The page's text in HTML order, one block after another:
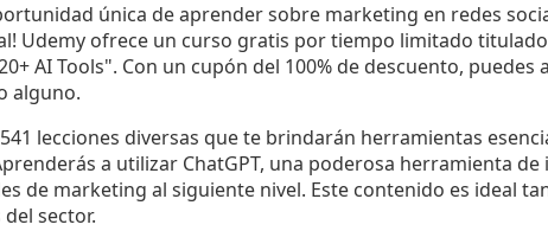
única de aprender sobre marketing en redes
Udemy ofrece un curso gratis por tiempo limitado
AI Tools". Con un cupón del 100% de descuento,
alguno.
lecciones diversas que te brindarán herramientas
a utilizar ChatGPT, una poderosa herramienta
de marketing al siguiente nivel. Este contenido es ideal
sector.